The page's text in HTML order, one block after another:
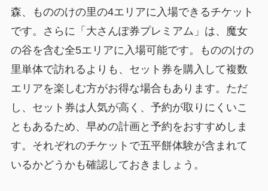
森、もののけの里の4エリアに入場できるチケット
です。さらに「大さんぽ券プレミアム」は、魔女
の谷を含む全5エリアに入場可能です。もののけの
里単体で訪れるよりも、セット券を購入して複数
エリアを楽しむ方がお得な場合もあります。ただ
し、セット券は人気が高く、予約が取りにくいこ
ともあるため、早めの計画と予約をおすすめしま
す。それぞれのチケットで五平餅体験が含まれて
いるかどうかも確認しておきましょう。